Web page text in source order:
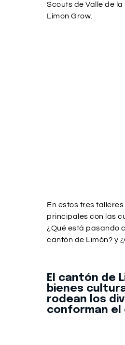
Scouts de Valle de
Limon Grow.
En estos tres
principales con las
¿Qué está pasando
cantón de Limón? y
El cantón de
bienes
rodean los
conforman el